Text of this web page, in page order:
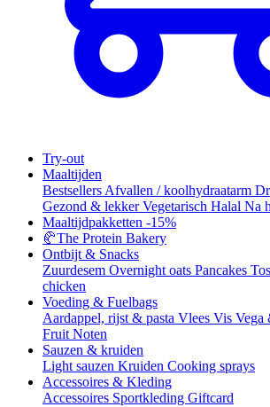
Try-out
Maaltijden
Bestsellers Afvallen / koolhydraatarm
Gezond & lekkerVegetarisch Halal Na
Maaltijdpakketten -15%
🥐The Protein Bakery
Ontbijt & Snacks
Zuurdesem Overnight oats Pancakes
chicken
Voeding & Fuelbags
Aardappel, rijst & pasta Vlees Vis Vega
Fruit Noten
Sauzen & kruiden
Light sauzen Kruiden Cooking sprays
Accessoires & Kleding
Accessoires Sportkleding Giftcard